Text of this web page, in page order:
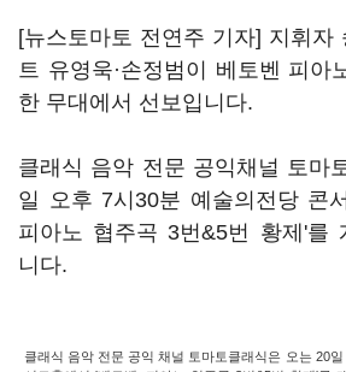
[뉴스토마토 전연주 기자] 지휘자
트 유영욱·손정범이 베토벤 피아
한 무대에서 선보입니다.
클래식 음악 전문 공익채널 토마
일 오후 7시30분 예술의전당 콘
피아노 협주곡 3번&5번 황제'를
니다.
클래식 음악 전문 공익 채널 토마토클래식은 오는 20